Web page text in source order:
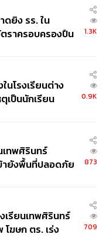
อนุทิน ชาญวีรกูล
มลลักษณ พระบรม
ยิง รร. ใน
ราครอบครองปืน
1.3K
นโรงเรียนต่าง
เป็นนักเรียน
0.9K
เทพศิรินทร์
ยังพื้นที่ปลอดภัย
873
เรียนเทพศิรินทร์
ฆษก ตร. เร่ง
709